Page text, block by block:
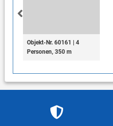
Objekt-Nr. 60161 | 4
Personen, 350 m